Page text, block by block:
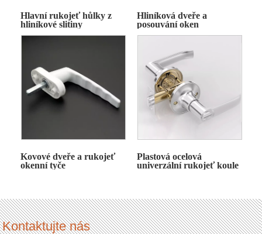
Hlavní rukojeť hůlky z
hliníkové slitiny
Hliníková dveře a
posouvání oken
Kovové dveře a rukojeť
okenní tyče
Plastová ocelová
univerzální rukojeť koule
Kontaktujte nás